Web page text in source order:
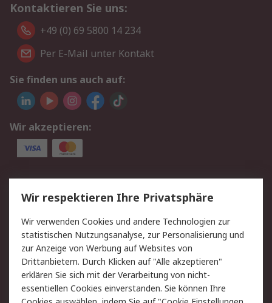
Kontaktieren Sie uns:
+49 (0) 69 5800 14 234
Per E-Mail unter Kontakt
Sie finden uns auch auf:
Wir akzeptieren:
Service
Value Added Services
Lieferlösungen
Rücksendungen
Kontakt
Hilfe
Privatkunden
Rechtliches
AGB Datenschutz
Wir respektieren Ihre Privatsphäre
Wir verwenden Cookies und andere Technologien zur
statistischen Nutzungsanalyse, zur Personalisierung und
zur Anzeige von Werbung auf Websites von
Drittanbietern. Durch Klicken auf "Alle akzeptieren"
erklären Sie sich mit der Verarbeitung von nicht-
essentiellen Cookies einverstanden. Sie können Ihre